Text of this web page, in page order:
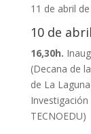
11 de abril
10 de
16,30h.
(Decana de
de La
TECNOEDU)